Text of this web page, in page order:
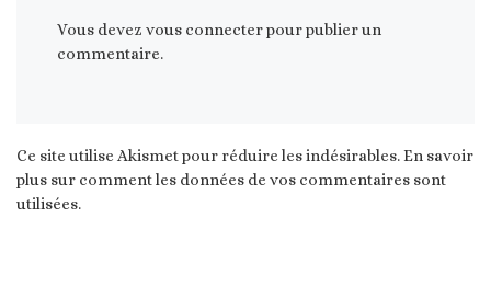
Vous devez vous connecterpour publier un
commentaire.
Ce site utilise Akismet pour réduire les indésirables.En savoir
plus sur comment les données de vos commentaires sont
utilisées.